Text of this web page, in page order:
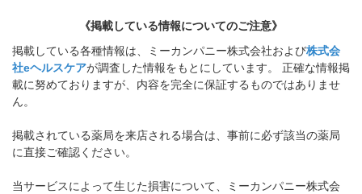
《掲載している情報についてのご注意》
掲載している各種情報は、ミーカンパニー株式会社および株式会
社eヘルスケアが調査した情報をもとにしています。 正確な情報掲
載に努めておりますが、内容を完全に保証するものではありませ
ん。
掲載されている薬局を来店される場合は、事前に必ず該当の薬局
に直接ご確認ください。
当サービスによって生じた損害について、ミーカンパニー株式会